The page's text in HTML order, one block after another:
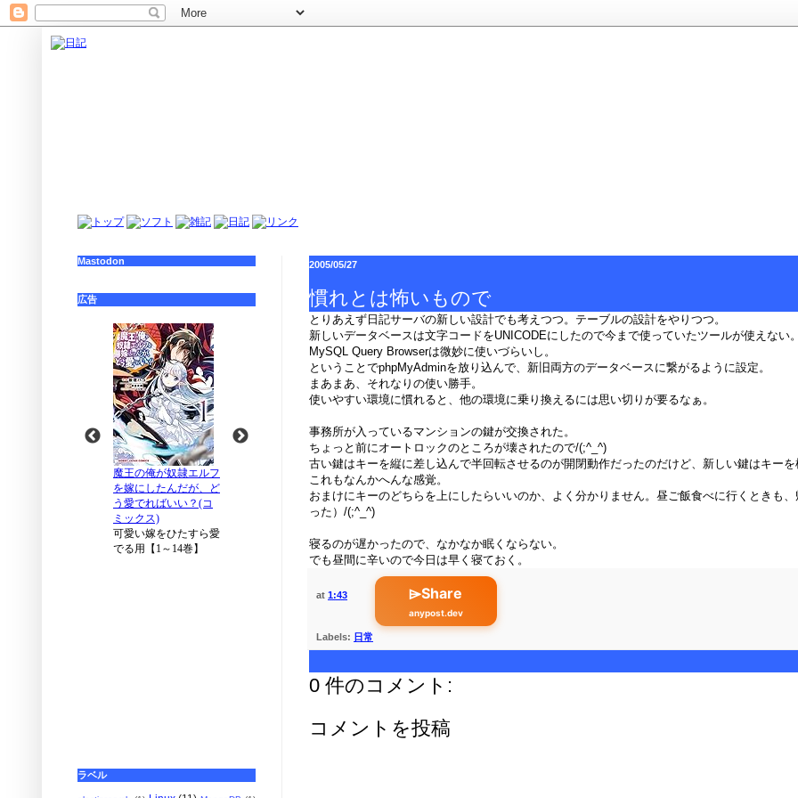
2005/05/27
慣れとは怖いもので
とりあえず日記サーバの新しい設計でも考えつつ。テーブルの設計をやりつつ。
新しいデータベースは文字コードをUNICODEにしたので今まで使っていたツールが使えない
MySQL Query Browserは微妙に使いづらいし。
ということでphpMyAdminを放り込んで、新旧両方のデータベースに繋がるように設定。
まあまあ、それなりの使い勝手。
使いやすい環境に慣れると、他の環境に乗り換えるには思い切りが要るなぁ。
事務所が入っているマンションの鍵が交換された。
ちょっと前にオートロックのところが壊されたので/(;^_^)
古い鍵はキーを縦に差し込んで半回転させるのが開閉動作だったのだけど、新しい鍵はキー
これもなんかへんな感覚。
おまけにキーのどちらを上にしたらいいのか、よく分かりません。昼ご飯食べに行くときも
った）/(;^_^)
寝るのが遅かったので、なかなか眠くならない。
でも昼間に辛いので今日は早く寝ておく。
at 1:43 ⌲Share
anypost.dev
Labels: 日常
0 件のコメント:
コメントを投稿
Mastodon
広告
ラベル